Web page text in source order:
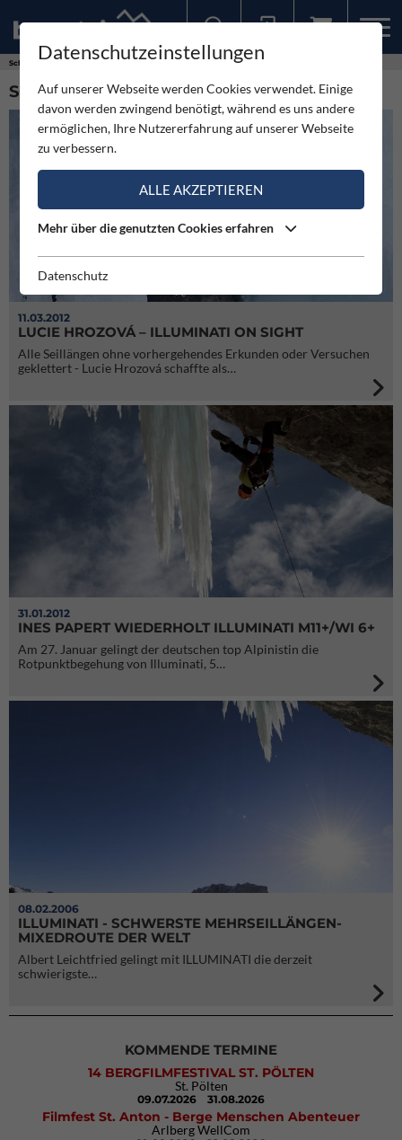
Schlagworte
SCHLAGWORT: ILLUMINATI (3)
11.03.2012
LUCIE HROZOVÁ – ILLUMINATI ON SIGHT
Alle Seillängen ohne vorhergehendes Erkunden oder Versuchen
geklettert - Lucie Hrozová schaffte als…
31.01.2012
INES PAPERT WIEDERHOLT ILLUMINATI M11+/WI 6+
Am 27. Januar gelingt der deutschen top Alpinistin die
Rotpunktbegehung von Illuminati, 5…
08.02.2006
ILLUMINATI - SCHWERSTE MEHRSEILLÄNGEN-
MIXEDROUTE DER WELT
Albert Leichtfried gelingt mit ILLUMINATI die derzeit
schwierigste…
KOMMENDE TERMINE
14 BERGFILMFESTIVAL ST. PÖLTEN
St. Pölten
09.07.2026 31.08.2026
Filmfest St. Anton - Berge Menschen Abenteuer
Arlberg WellCom
Datenschutzeinstellungen
Auf unserer Webseite werden Cookies verwendet. Einige
davon werden zwingend benötigt, während es uns andere
ermöglichen, Ihre Nutzererfahrung auf unserer Webseite
zu verbessern.
ALLE AKZEPTIEREN
Mehr über die genutzten Cookies erfahren
Datenschutz